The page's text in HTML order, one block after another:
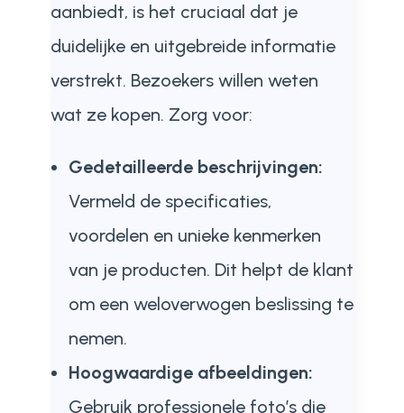
aanbiedt, is het cruciaal dat je
duidelijke en uitgebreide informatie
verstrekt. Bezoekers willen weten
wat ze kopen. Zorg voor:
Gedetailleerde beschrijvingen:
Vermeld de specificaties,
voordelen en unieke kenmerken
van je producten. Dit helpt de klant
om een weloverwogen beslissing te
nemen.
Hoogwaardige afbeeldingen:
Gebruik professionele foto’s die